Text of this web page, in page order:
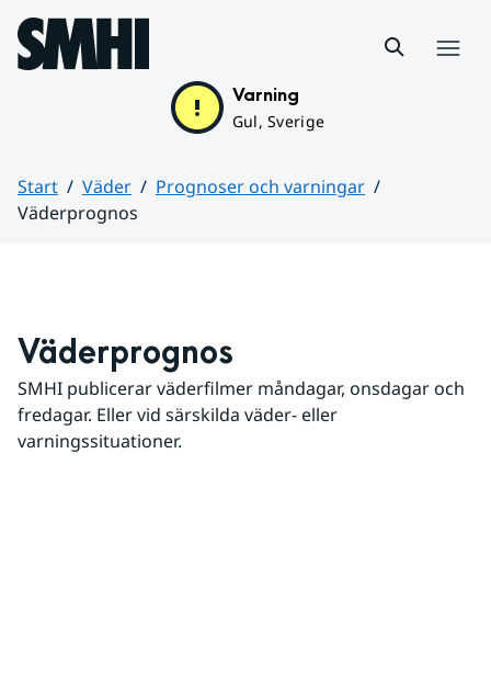
Hoppa till sidans innehåll
Varning
Gul, Sverige
Start Väder
Prognoser och varningar
Väderprognos
Väderprognos
SMHI publicerar väderfilmer måndagar, onsdagar och
fredagar. Eller vid särskilda väder- eller
varningssituationer.